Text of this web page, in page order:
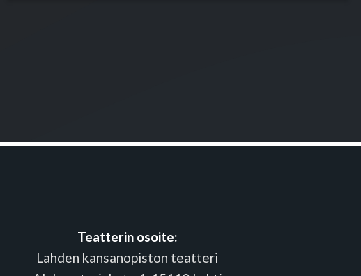
Teatterin osoite:
Lahden kansanopiston teatteri